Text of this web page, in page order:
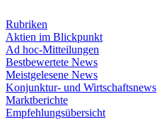
Rubriken
Aktien im Blickpunkt
Ad hoc-Mitteilungen
Bestbewertete News
Meistgelesene News
Konjunktur- und Wirtschaftsnews
Marktberichte
Empfehlungsübersicht